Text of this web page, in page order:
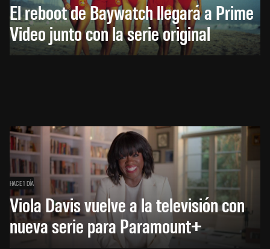
El reboot de Baywatch llegará a Prime
Video junto con la serie original
HACE 1 DÍA
Viola Davis vuelve a la televisión con
nueva serie para Paramount+